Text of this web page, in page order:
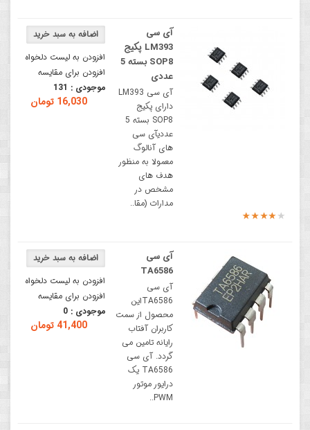
افزودن به لیست دلخواه
افزودن برای مقایسه
موجودی : 131
16,030 تومان
آی سی
LM393 پکیج
SOP8 بسته 5
عددی
آی سی LM393
دارای پکیج
SOP8 بسته 5
عددیآی سی
های آنالوگ
معمولا به منظور
هدف های
مشخص در
مدارات (مقا..
افزودن به لیست دلخواه
افزودن برای مقایسه
موجودی : 0
41,400 تومان
آی سی
TA6586
آی سی
TA6586این
محصول از سمت
کاربران آفتاب
رایانه تامین می
گردد. آی سی
TA6586 یک
درایور موتور
PWM..